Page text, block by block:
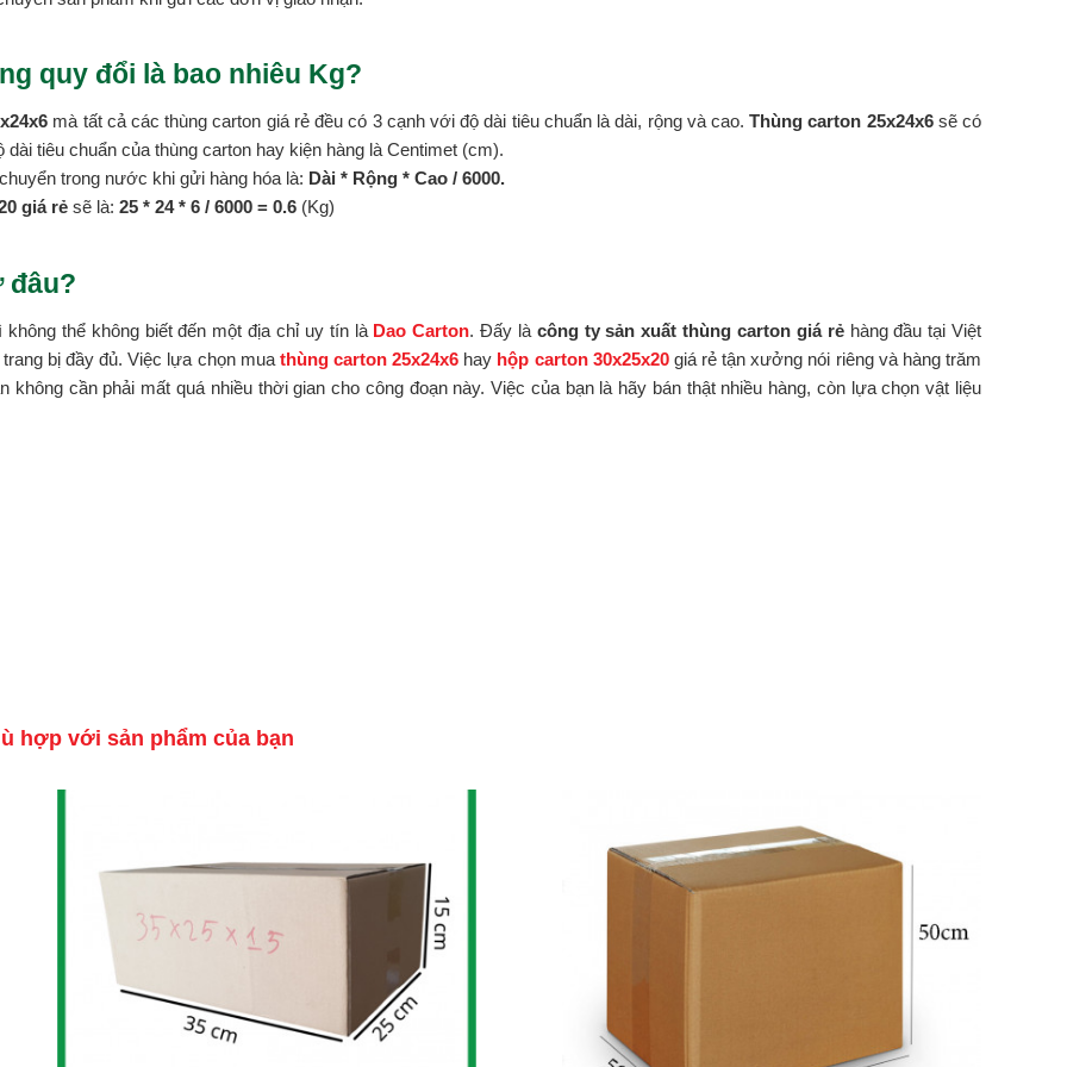
quy đổi là bao nhiêu Kg?
mà tất cả các thùng carton giá rẻ đều có 3 cạnh với độ dài tiêu chuẩn là dài, rộng và cao.Thùng carton 25x24x6sẽ có
tiêu chuẩn của thùng carton hay kiện hàng là Centimet (cm).
trong nước khi gửi hàng hóa là: Dài * Rộng * Cao / 6000.
giá rẻ sẽ là: 25 * 24 * 6 / 6000 = 0.6 (Kg)
đâu?
thể không biết đến một địa chỉ uy tín là Dao Carton. Đấy là công ty sản xuất thùng carton giá rẻhàng đầu tại Việt
bị đầy đủ. Việc lựa chọn mua thùng carton 25x24x6 hay hộp carton 30x25x20giá rẻ tận xưởng nói riêng và hàng trăm
cần phải mất quá nhiều thời gian cho công đoạn này. Việc của bạn là hãy bán thật nhiều hàng, còn lựa chọn vật liệu
hợp với sản phẩm của bạn